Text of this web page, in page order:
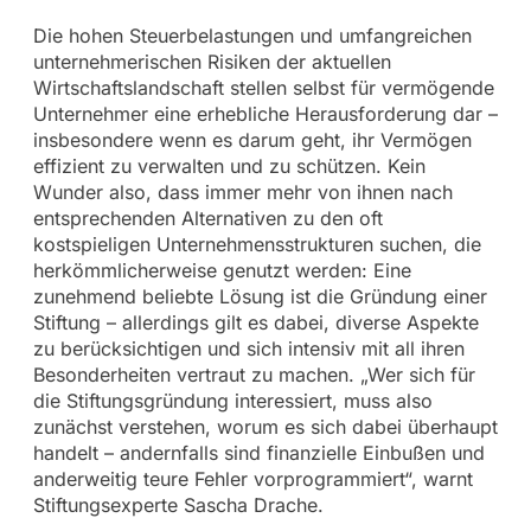
Die hohen Steuerbelastungen und umfangreichen
unternehmerischen Risiken der aktuellen
Wirtschaftslandschaft stellen selbst für vermögende
Unternehmer eine erhebliche Herausforderung dar –
insbesondere wenn es darum geht, ihr Vermögen
effizient zu verwalten und zu schützen. Kein
Wunder also, dass immer mehr von ihnen nach
entsprechenden Alternativen zu den oft
kostspieligen Unternehmensstrukturen suchen, die
herkömmlicherweise genutzt werden: Eine
zunehmend beliebte Lösung ist die Gründung einer
Stiftung – allerdings gilt es dabei, diverse Aspekte
zu berücksichtigen und sich intensiv mit all ihren
Besonderheiten vertraut zu machen. „Wer sich für
die Stiftungsgründung interessiert, muss also
zunächst verstehen, worum es sich dabei überhaupt
handelt – andernfalls sind finanzielle Einbußen und
anderweitig teure Fehler vorprogrammiert“, warnt
Stiftungsexperte Sascha Drache.